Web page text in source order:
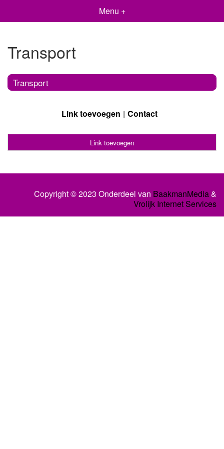
Menu +
Transport
Transport
Link toevoegen Contact
Link toevoegen
Copyright © 2023 Onderdeel van BaakmanMedia&
Vrolijk Internet Services